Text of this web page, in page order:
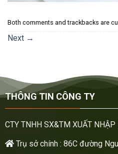
Both comments and trackbacks are
Next →
THÔNG TIN CÔNG TY
CTY TNHH SX&TM XUẤT NHẬP
Trụ sở chính : 86C đường